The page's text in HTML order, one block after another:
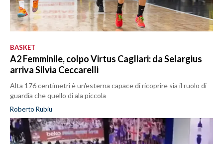
BASKET
A2 Femminile, colpo Virtus Cagliari: da Selargius
arriva Silvia Ceccarelli
Alta 176 centimetri è un'esterna capace di ricoprire sia il ruolo di
guardia che quello di ala piccola
Roberto Rubiu